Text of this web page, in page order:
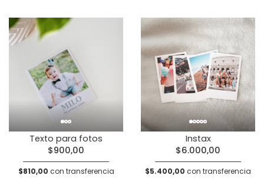
Texto para fotos
$900,00
$810,00 con transferencia
Instax
$6.000,00
$5.400,00 con transferencia